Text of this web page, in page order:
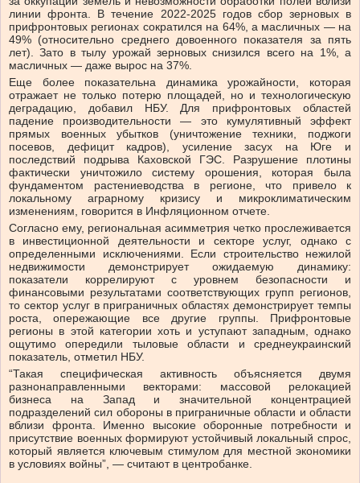
линии фронта. В течение 2022-2025 годов сбор зерновых в
прифронтовых регионах сократился на 64%, а масличных — на
49% (относительно среднего довоенного показателя за пять
лет). Зато в тылу урожай зерновых снизился всего на 1%, а
масличных — даже вырос на 37%.
Еще более показательна динамика урожайности, которая
отражает не только потерю площадей, но и технологическую
деградацию, добавил НБУ. Для прифронтовых областей
падение производительности — это кумулятивный эффект
прямых военных убытков (уничтожение техники, поджоги
посевов, дефицит кадров), усиление засух на Юге и
последствий подрыва Каховской ГЭС. Разрушение плотины
фактически уничтожило систему орошения, которая была
фундаментом растениеводства в регионе, что привело к
локальному аграрному кризису и микроклиматическим
изменениям, говорится в Инфляционном отчете.
Согласно ему, региональная асимметрия четко прослеживается
в инвестиционной деятельности и секторе услуг, однако с
определенными исключениями. Если строительство нежилой
недвижимости демонстрирует ожидаемую динамику:
показатели коррелируют с уровнем безопасности и
финансовыми результатами соответствующих групп регионов,
то сектор услуг в приграничных областях демонстрирует темпы
роста, опережающие все другие группы. Прифронтовые
регионы в этой категории хоть и уступают западным, однако
ощутимо опередили тыловые области и среднеукраинский
показатель, отметил НБУ.
“Такая специфическая активность объясняется двумя
разнонаправленными векторами: массовой релокацией
бизнеса на Запад и значительной концентрацией
подразделений сил обороны в приграничные области и области
вблизи фронта. Именно высокие оборонные потребности и
присутствие военных формируют устойчивый локальный спрос,
который является ключевым стимулом для местной экономики
в условиях войны”, — считают в центробанке.